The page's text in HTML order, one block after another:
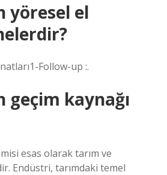
yöresel el
Follow-up :.
geçim kaynağı
esas olarak tarım ve
Endüstri, tarımdaki temel